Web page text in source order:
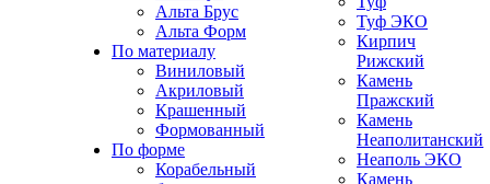
Альта Брус
Альта Форм
По материалу
Виниловый
Акриловый
Крашенный
Формованный
По форме
Корабельный
Туф ЭКО
Кирпич
Рижский
Камень
Пражский
Камень
Неаполитанский
Неаполь ЭКО
Камень